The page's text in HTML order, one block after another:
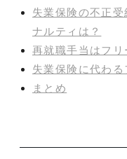
失業保険の不正
ナルティは？
再就職手当はフリ
失業保険に代わ
まとめ